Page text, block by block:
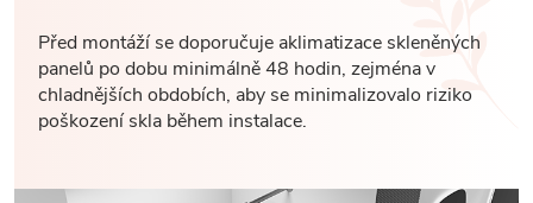
Před montáží se doporučuje aklimatizace skleněných
panelů po dobu minimálně 48 hodin, zejména v
chladnějších obdobích, aby se minimalizovalo riziko
poškození skla během instalace.